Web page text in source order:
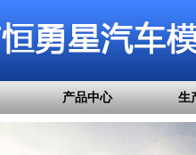
产品中心 生